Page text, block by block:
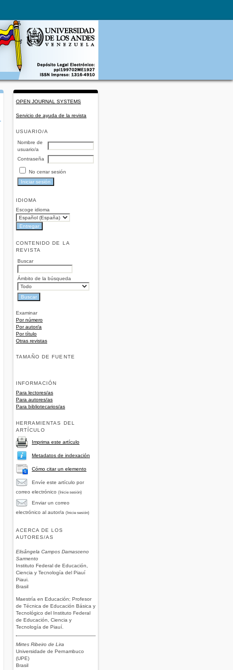
OPEN JOURNAL SYSTEMS
Servicio de ayuda de la revista
USUARIO/A
Nombre de
usuario/a
Contraseña
No cerrar sesión
IDIOMA
Escoge idioma
CONTENIDO DE LA
REVISTA
Buscar
Ámbito de la búsqueda
Examinar
Por número
Por autor/a
Por título
Otras revistas
TAMAÑO DE FUENTE
INFORMACIÓN
Para lectores/as
Para autores/as
Para bibliotecarios/as
HERRAMIENTAS DEL
ARTÍCULO
Imprima este artículo
Metadatos de indexación
Cómo citar un elemento
Envíe este artículo por
correo electrónico (Inicie sesión)
Enviar un correo
electrónico al autor/a (Inicie sesión)
ACERCA DE LOS
AUTORES/AS
Elisângela Campos Damasceno
Sarmento
Instituto Federal de Educación,
Ciencia y Tecnología del Piauí
Piaui.
Brasil
Maestría en Educación; Profesor
de Técnica de Educación Básica y
Tecnológico del Instituto Federal
de Educación, Ciencia y
Tecnología de Piauí.
Mirtes Ribeiro de Lira
Universidade de Pernambuco
(UPE)
Brasil